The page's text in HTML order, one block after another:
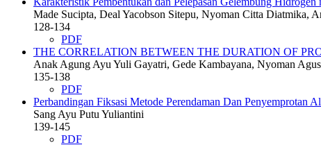
Made Sucipta, Deal Yacobson Sitepu, Nyoman Citta Diatmika,
128-134
PDF
THE CORRELATION BETWEEN THE DURATION OF
Anak Agung Ayu Yuli Gayatri, Gede Kambayana, Nyoman
135-138
PDF
Perbandingan Fiksasi Metode Perendaman Dan Penyemprotan
Sang Ayu Putu Yuliantini
139-145
PDF